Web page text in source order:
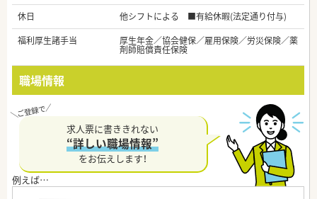
休日
他シフトによる ■有給休暇(法定通り付与)
福利厚生諸手当
厚生年金／協会健保／雇用保険／労災保険／薬
剤師賠償責任保険
職場情報
求人票に書ききれない
“詳しい職場情報”
をお伝えします！